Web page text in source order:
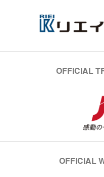
OFFICIAL
OFFICIAL